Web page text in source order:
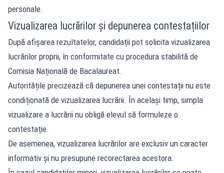
personale.
Vizualizarea lucrărilor și depunerea contestațiilor
După afișarea rezultatelor, candidații pot solicita vizualizarea
lucrărilor proprii, în conformitate cu procedura stabilită de
Comisia Națională de Bacalaureat.
Autoritățile precizează că depunerea unei contestații nu este
condiționată de vizualizarea lucrării. În același timp, simpla
vizualizare a lucrării nu obligă elevul să formuleze o
contestație.
De asemenea, vizualizarea lucrărilor are exclusiv un caracter
informativ și nu presupune recorectarea acestora.